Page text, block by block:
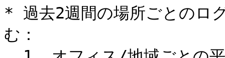
* 過去2週間の場所ごとのロ
む：